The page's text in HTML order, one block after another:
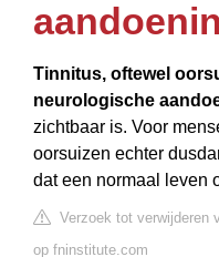
Tinnitus, oftewel
neurologische
zichtbaar is. Voor
oorsuizen echter
dat een normaal leven
Verzoek tot verwijderen
op fninstitute.com